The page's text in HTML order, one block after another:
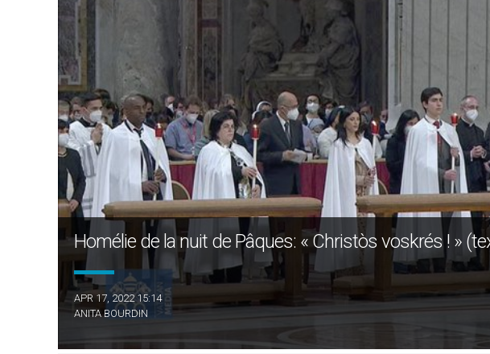
Homélie de la nuit de Pâques: « Christòs voskrés ! »
APR 17, 2022 15:14
ANITA BOURDIN